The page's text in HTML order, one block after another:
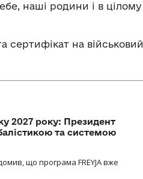
наші родини і в цілому
на військовий
2027 року: Президент
та системою
що програма FREYJA вже